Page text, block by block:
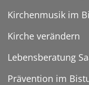
Kirchenmusik im
Kirche verändern
Lebensberatung
Prävention im